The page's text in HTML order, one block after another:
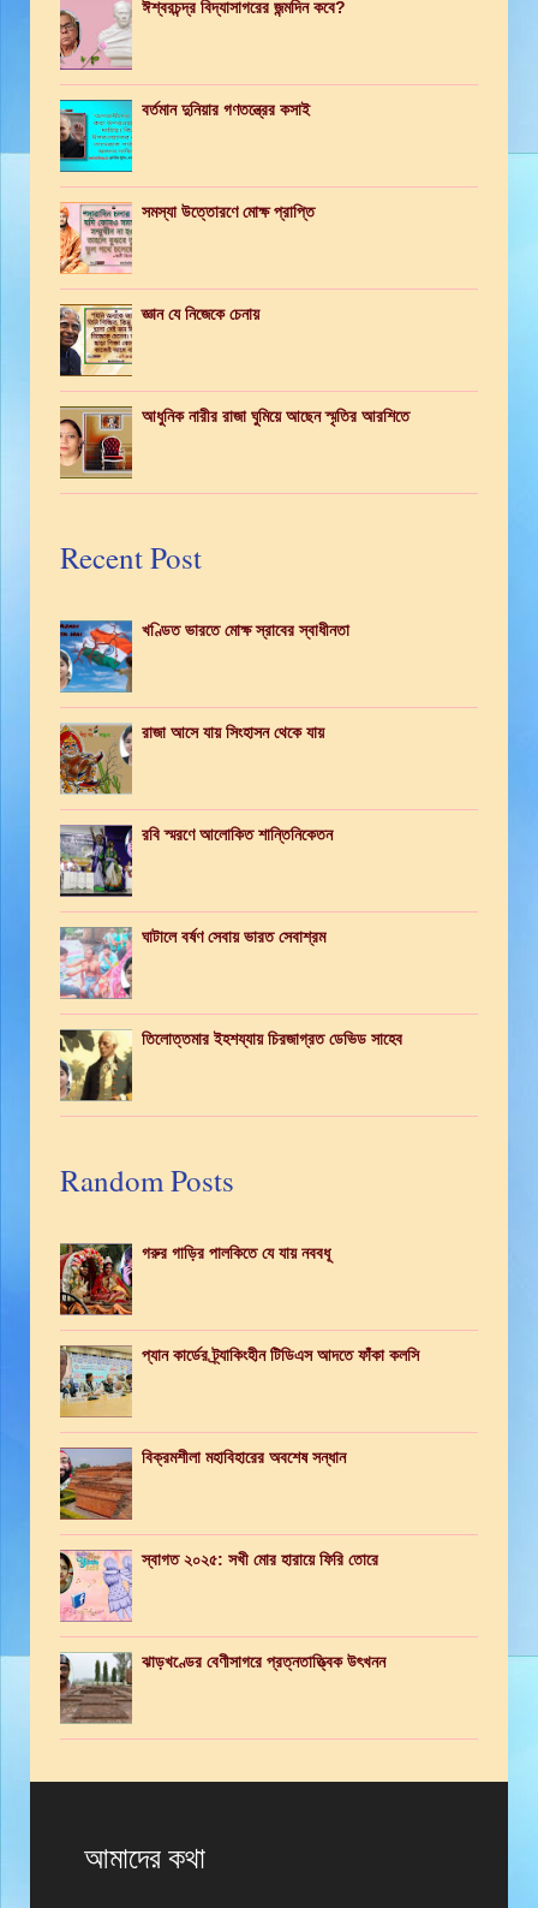
ঈশ্বরচন্দ্র বিদ্যাসাগরের জন্মদিন কবে?
বর্তমান দুনিয়ার গণতন্ত্রের কসাই
সমস্যা উত্তোরণে মোক্ষ প্রাপ্তি
জ্ঞান যে নিজেকে চেনায়
আধুনিক নারীর রাজা ঘুমিয়ে আছেন স্মৃতির আরশিতে
Recent Post
খণ্ডিত ভারতে মোক্ষ স্রাবের স্বাধীনতা
রাজা আসে যায় সিংহাসন থেকে যায়
রবি স্মরণে আলোকিত শান্তিনিকেতন
ঘাটালে বর্ষণ সেবায় ভারত সেবাশ্রম
তিলোত্তমার ইহশয্যায় চিরজাগ্রত ডেভিড সাহেব
Random Posts
গরুর গাড়ির পালকিতে যে যায় নববধূ
প্যান কার্ডের ট্র্যাকিংহীন টিডিএস আদতে ফাঁকা কলসি
বিক্রমশীলা মহাবিহারের অবশেষ সন্ধান
স্বাগত ২০২৫: সখী মোর হারায়ে ফিরি তোরে
ঝাড়খণ্ডের বেণীসাগরে প্রত্নতাত্ত্বিক উৎখনন
আমাদের কথা